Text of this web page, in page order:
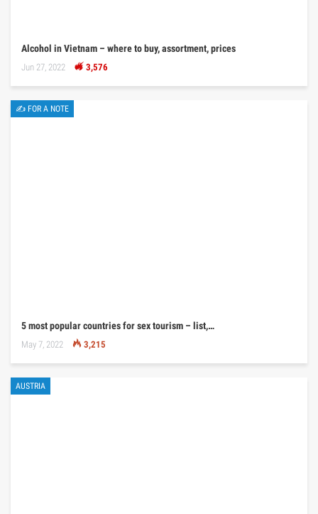
Alcohol in Vietnam – where to buy, assortment, prices
Jun 27, 2022 3,576
✍ FOR A NOTE
5 most popular countries for sex tourism – list,…
May 7, 2022 3,215
AUSTRIA